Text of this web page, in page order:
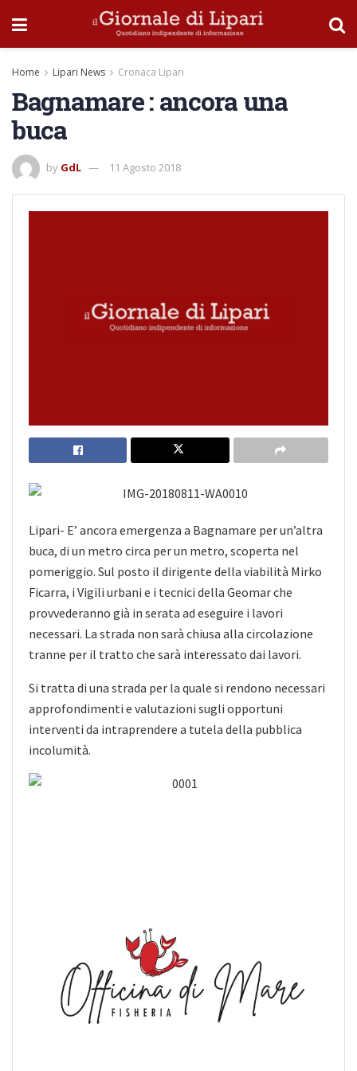
Home Lipari News Cronaca Lipari
Bagnamare : ancora una
buca
by GdL 11 Agosto 2018
Lipari- E’ ancora emergenza a Bagnamare per un’altra
buca, di un metro circa per un metro, scoperta nel
pomeriggio. Sul posto il dirigente della viabilità Mirko
Ficarra, i Vigili urbani e i tecnici della Geomar che
provvederanno già in serata ad eseguire i lavori
necessari. La strada non sarà chiusa alla circolazione
tranne per il tratto che sarà interessato dai lavori.
Si tratta di una strada per la quale si rendono necessari
approfondimenti e valutazioni sugli opportuni
interventi da intraprendere a tutela della pubblica
incolumità.